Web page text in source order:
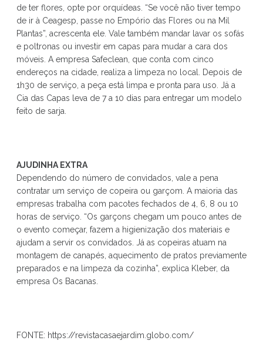
de ter flores, opte por orquídeas. “Se você não tiver tempo
de ir à Ceagesp, passe no Empório das Flores ou na Mil
Plantas”, acrescenta ele. Vale também mandar lavar os sofás
e poltronas ou investir em capas para mudar a cara dos
móveis. A empresa Safeclean, que conta com cinco
endereços na cidade, realiza a limpeza no local. Depois de
1h30 de serviço, a peça está limpa e pronta para uso. Já a
Cia das Capas leva de 7 a 10 dias para entregar um modelo
feito de sarja.
AJUDINHA EXTRA
Dependendo do número de convidados, vale a pena
contratar um serviço de copeira ou garçom. A maioria das
empresas trabalha com pacotes fechados de 4, 6, 8 ou 10
horas de serviço. “Os garçons chegam um pouco antes de
o evento começar, fazem a higienização dos materiais e
ajudam a servir os convidados. Já as copeiras atuam na
montagem de canapés, aquecimento de pratos previamente
preparados e na limpeza da cozinha”, explica Kleber, da
empresa Os Bacanas.
FONTE: https://revistacasaejardim.globo.com/